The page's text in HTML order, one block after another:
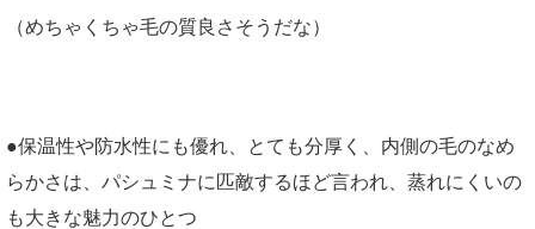
（めちゃくちゃ毛の質良さそうだな）
●保温性や防水性にも優れ、とても分厚く、内側の毛のなめ
らかさは、パシュミナに匹敵するほど言われ、蒸れにくいの
も大きな魅力のひとつ